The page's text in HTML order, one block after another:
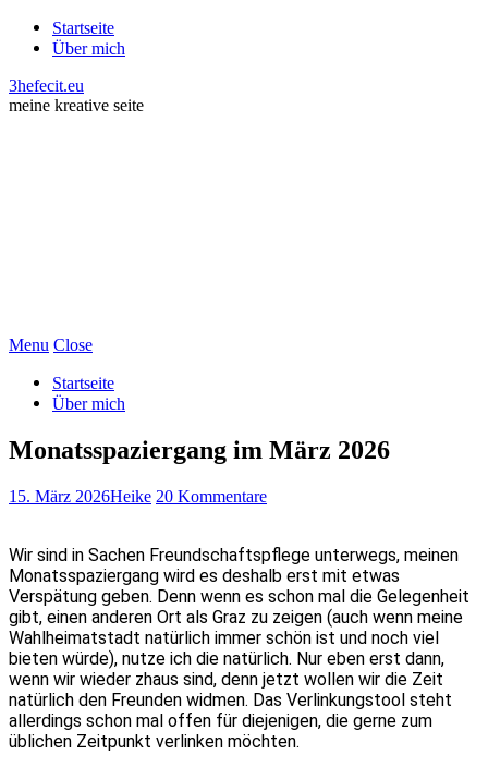
Startseite
Über mich
3hefecit.eu
meine kreative seite
Menu Close
Startseite
Über mich
Monatsspaziergang im März 2026
15. März 2026Heike 20 Kommentare
Wir sind in Sachen Freundschaftspflege unterwegs, meinen
Monatsspaziergang wird es deshalb erst mit etwas
Verspätung geben. Denn wenn es schon mal die Gelegenheit
gibt, einen anderen Ort als Graz zu zeigen (auch wenn meine
Wahlheimatstadt natürlich immer schön ist und noch viel
bieten würde), nutze ich die natürlich. Nur eben erst dann,
wenn wir wieder zhaus sind, denn jetzt wollen wir die Zeit
natürlich den Freunden widmen. Das Verlinkungstool steht
allerdings schon mal offen für diejenigen, die gerne zum
üblichen Zeitpunkt verlinken möchten.